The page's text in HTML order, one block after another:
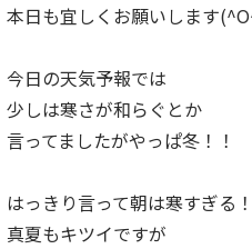
本日も宜しくお願いします
今日の天気予報では
少しは寒さが和らぐとか
言ってましたがやっぱ冬！！
はっきり言って朝は寒すぎる
真夏もキツイですが